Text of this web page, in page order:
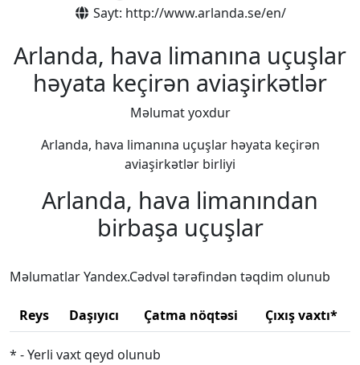
Sayt: http://www.arlanda.se/en/
Arlanda, hava limanına uçuşlar
həyata keçirən aviaşirkətlər
Məlumat yoxdur
Arlanda, hava limanına uçuşlar həyata keçirən
aviaşirkətlər birliyi
Arlanda, hava limanından
birbaşa uçuşlar
Məlumatlar Yandex.Cədvəl tərəfindən təqdim olunub
Reys Daşıyıcı Çatma nöqtəsi Çıxış vaxtı*
* - Yerli vaxt qeyd olunub